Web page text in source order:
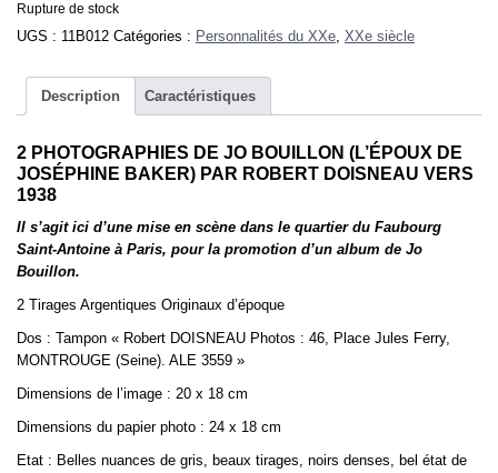
Rupture de stock
UGS : 11B012 Catégories : Personnalités du XXe, XXe siècle
Description Caractéristiques
2 PHOTOGRAPHIES DE JO BOUILLON (L’ÉPOUX DE
JOSÉPHINE BAKER) PAR ROBERT DOISNEAU VERS
1938
Il s’agit ici d’une mise en scène dans le quartier du Faubourg
Saint-Antoine à Paris, pour la promotion d’un album de Jo
Bouillon.
2 Tirages Argentiques Originaux d’époque
Dos : Tampon « Robert DOISNEAU Photos : 46, Place Jules Ferry,
MONTROUGE (Seine). ALE 3559 »
Dimensions de l’image : 20 x 18 cm
Dimensions du papier photo : 24 x 18 cm
Etat : Belles nuances de gris, beaux tirages, noirs denses, bel état de